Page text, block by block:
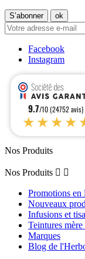
Facebook
Instagram
9.7/10 (24752 avis)
Nos Produits
Nos Produits  
Promotions en
Nouveaux
Infusions et
Teintures
Marques
Blog de